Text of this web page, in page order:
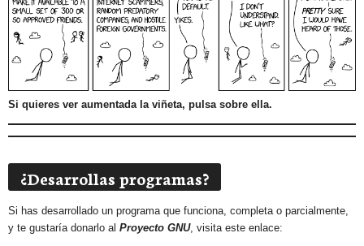
Si quieres ver aumentada la viñeta, pulsa sobre ella.
¿Desarrollas programas?
Si has desarrollado un programa que funciona, completa o parcialmente,
y te gustaría donarlo al Proyecto GNU, visita este enlace: